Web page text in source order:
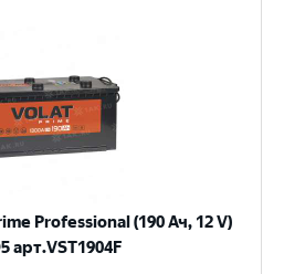
Professional (190 Ач, 12 V)
арт.VST1904F